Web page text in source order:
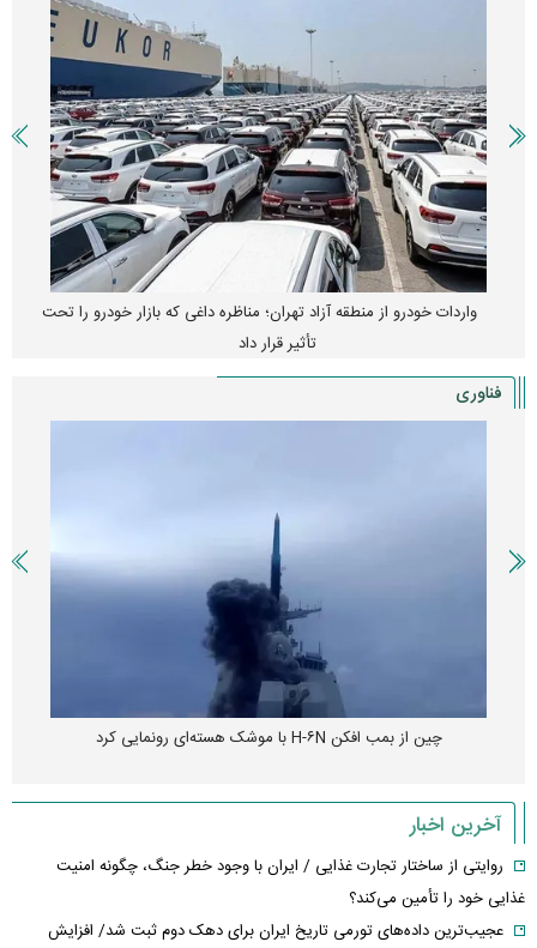
واردات خودرو از منطقه آزاد تهران؛ مناظره داغی که بازار خودرو را تحت
تأثیر قرار داد
فناوری
چین از بمب افکن H-۶N با موشک هسته‌ای رونمایی کرد
آخرین اخبار
روایتی از ساختار تجارت غذایی / ایران با وجود خطر جنگ، چگونه امنیت
غذایی خود را تأمین می‌کند؟
عجیب‌ترین داده‌های تورمی تاریخ ایران برای دهک دوم ثبت شد/ افزایش